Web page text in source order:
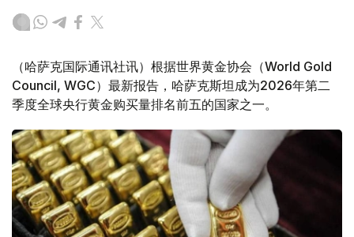
（哈萨克国际通讯社讯）根据世界黄金协会（World Gold
Council, WGC）最新报告，哈萨克斯坦成为2026年第二
季度全球央行黄金购买量排名前五的国家之一。